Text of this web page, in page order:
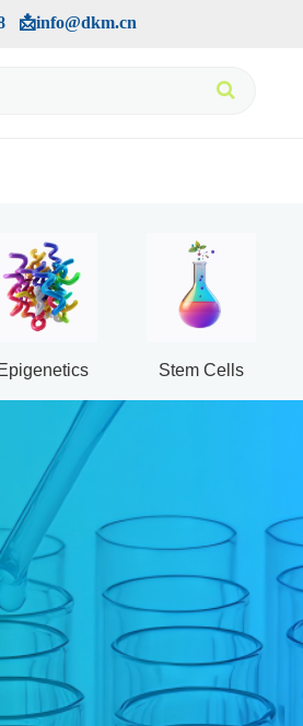
手机版
📩info@dkm.cn
Epigenetics Stem Cells